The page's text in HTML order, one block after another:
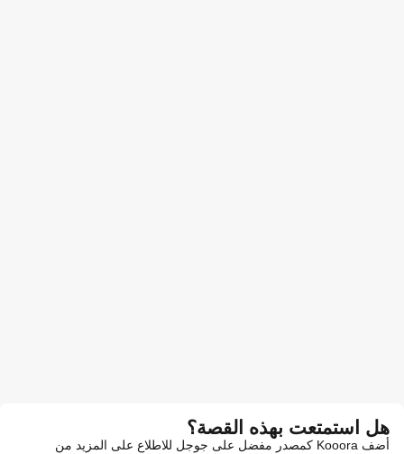
هل استمتعت بهذه القصة؟
أضف Kooora كمصدر مفضل على جوجل للاطلاع على المزيد من